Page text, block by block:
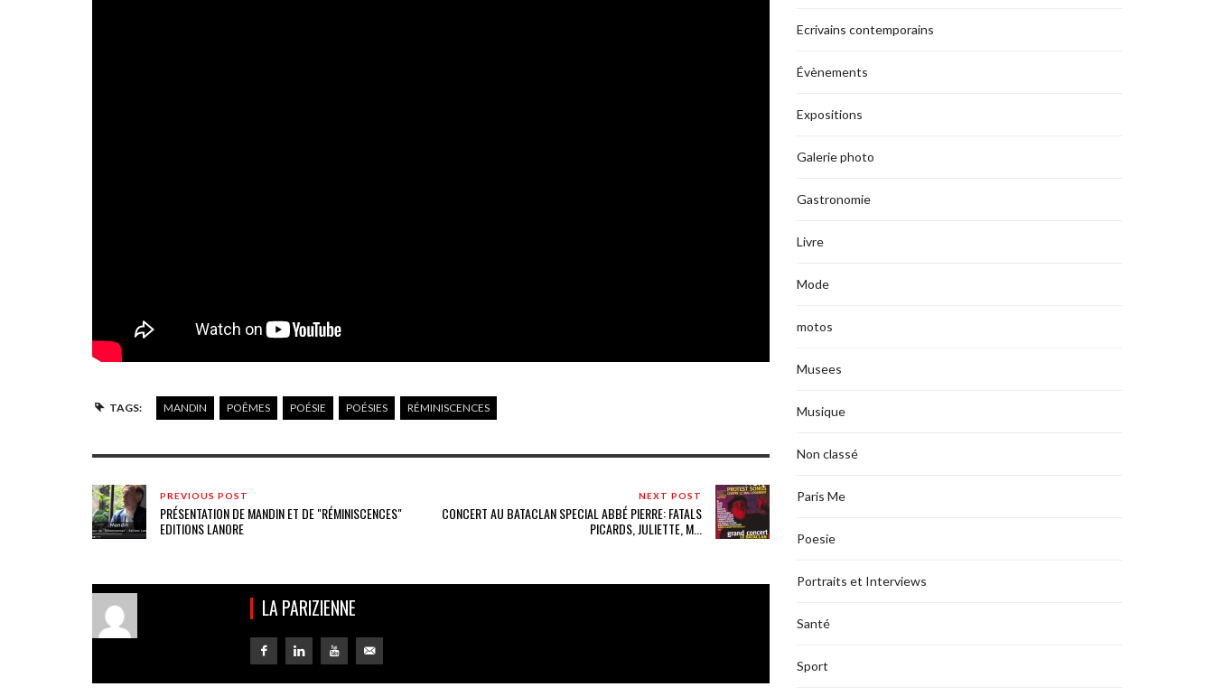
TAGS: MANDIN POÊMES POÉSIE POÉSIES RÉMINISCENCES
PREVIOUS POST
PRÉSENTATION DE MANDIN ET DE "RÉMINISCENCES"
EDITIONS LANORE
NEXT POST
CONCERT AU BATACLAN SPECIAL ABBÉ PIERRE: FATALS
PICARDS, JULIETTE, M...
LA PARIZIENNE
Ecrivains contemporains
Évènements
Expositions
Galerie photo
Gastronomie
Livre
Mode
motos
Musees
Musique
Non classé
Paris Me
Poesie
Portraits et Interviews
Santé
Sport